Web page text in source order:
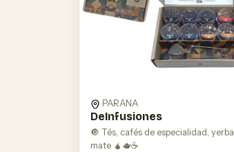
PARANA
DeInfusiones
🔘 Tés, cafés de especialidad, yerba
mate 🧉🫖☕️